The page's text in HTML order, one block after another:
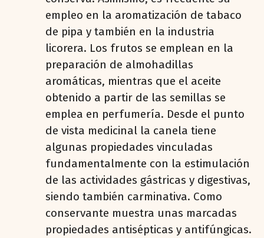
empleo en la aromatización de tabaco
de pipa y también en la industria
licorera. Los frutos se emplean en la
preparación de almohadillas
aromáticas, mientras que el aceite
obtenido a partir de las semillas se
emplea en perfumería. Desde el punto
de vista medicinal la canela tiene
algunas propiedades vinculadas
fundamentalmente con la estimulación
de las actividades gástricas y digestivas,
siendo también carminativa. Como
conservante muestra unas marcadas
propiedades antisépticas y antifúngicas.